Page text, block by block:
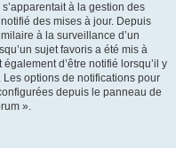
à la gestion des
des mises à jour. Depuis
à la surveillance d’un
sujet favoris a été mis à
d’être notifié lorsqu’il y
options de notifications pour
depuis le panneau de
».